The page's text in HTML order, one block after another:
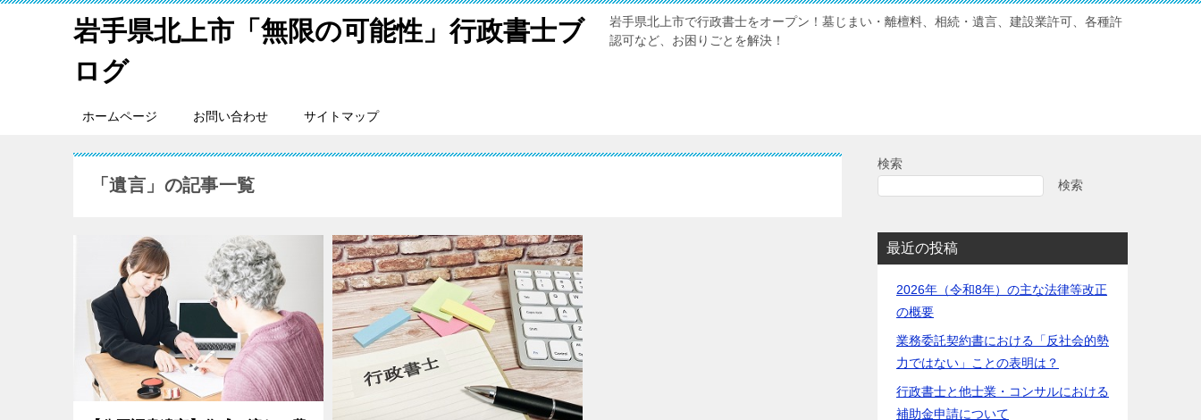
岩手県北上市「無限の可能性」行政書士ブ
ログ
岩手県北上市で行政書士をオープン！墓じまい・離檀料、相続・遺言、建設業許可、各種許
認可など、お困りごとを解決！
ホームページ お問い合わせ サイトマップ
「遺言」の記事一覧
検索
検索
最近の投稿
2026年（令和8年）の主な法律等改正
の概要
業務委託契約書における「反社会的勢
力ではない」ことの表明は？
行政書士と他士業・コンサルにおける
補助金申請について